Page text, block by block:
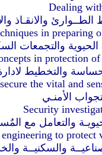
Dealing
والانقـاذ
in preparing
والتجمعات
in protection
والتخطيط
the vital and
الأمنـي
Security
والتعامل مع
to
والسكنيــة